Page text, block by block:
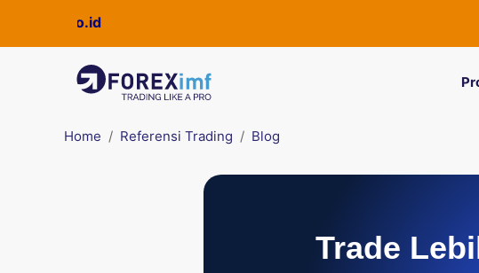
Home Referensi Trading Blog
Trade